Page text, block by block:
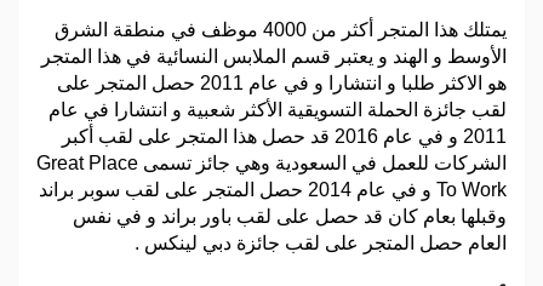
يمتلك هذا المتجر أكثر من 4000 موظف في منطقة الشرق
الأوسط و الهند و يعتبر قسم الملابس النسائية في هذا المتجر
هو الاكثر طلبا و انتشارا و في عام 2011 حصل المتجر على
لقب جائزة الحملة التسويقية الأكثر شعبية و انتشارا في عام
2011 و في عام 2016 قد حصل هذا المتجر على لقب أكبر
الشركات للعمل في السعودية وهي جائز تسمى Great Place
To Work و في عام 2014 حصل المتجر على لقب سوبر براند
وقبلها بعام كان قد حصل على لقب باور براند و في نفس
العام حصل المتجر على لقب جائزة دبي لينكس .